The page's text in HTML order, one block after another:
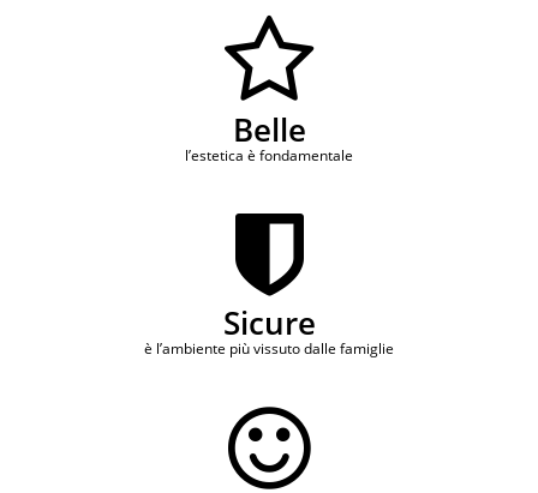
Belle
l’estetica è fondamentale
Sicure
è l’ambiente più vissuto dalle famiglie